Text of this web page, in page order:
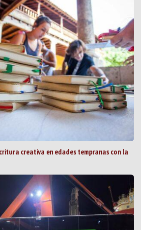
creativa en edades tempranas con la